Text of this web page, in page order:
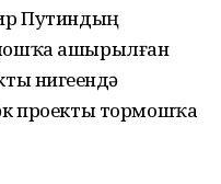
Путиндың
ашырылған
нигеҙендә
проекты тормошҡа